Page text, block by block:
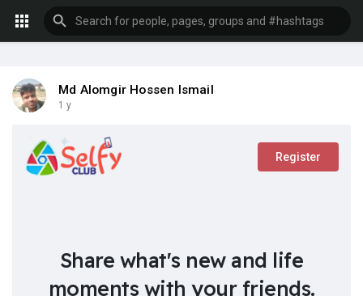
Md Alomgir Hossen Ismail
1 y